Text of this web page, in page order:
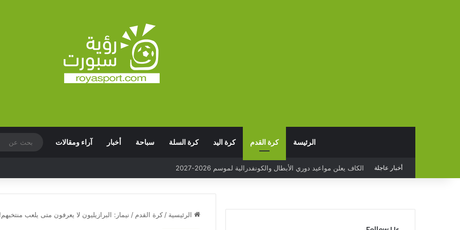
الرئيسة كرة القدم كرة اليد كرة السلة سباحة أخبار آراء ومقالات
أخبار عاجلة البدع يخسر أمام قيصري سبور التركي وديا
الرئيسية / كرة القدم / نيمار: البرازيليون لا يعرفون متى يلعب